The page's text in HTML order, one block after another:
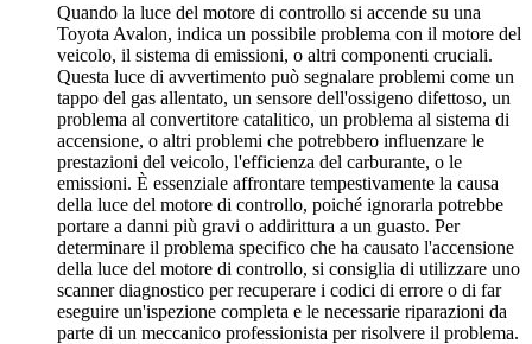
Quando la luce del motore di controllo si accende su una
Toyota Avalon, indica un possibile problema con il motore del
veicolo, il sistema di emissioni, o altri componenti cruciali.
Questa luce di avvertimento può segnalare problemi come un
tappo del gas allentato, un sensore dell'ossigeno difettoso, un
problema al convertitore catalitico, un problema al sistema di
accensione, o altri problemi che potrebbero influenzare le
prestazioni del veicolo, l'efficienza del carburante, o le
emissioni. È essenziale affrontare tempestivamente la causa
della luce del motore di controllo, poiché ignorarla potrebbe
portare a danni più gravi o addirittura a un guasto. Per
determinare il problema specifico che ha causato l'accensione
della luce del motore di controllo, si consiglia di utilizzare uno
scanner diagnostico per recuperare i codici di errore o di far
eseguire un'ispezione completa e le necessarie riparazioni da
parte di un meccanico professionista per risolvere il problema.